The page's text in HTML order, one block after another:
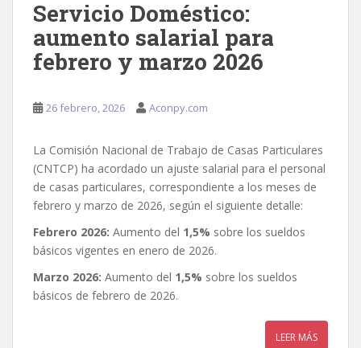
Servicio Doméstico:
aumento salarial para
febrero y marzo 2026
26 febrero, 2026 Aconpy.com
La Comisión Nacional de Trabajo de Casas Particulares
(CNTCP) ha acordado un ajuste salarial para el personal
de casas particulares, correspondiente a los meses de
febrero y marzo de 2026, según el siguiente detalle:
Febrero 2026: Aumento del 1,5% sobre los sueldos
básicos vigentes en enero de 2026.
Marzo 2026: Aumento del 1,5% sobre los sueldos
básicos de febrero de 2026.
LEER MÁS